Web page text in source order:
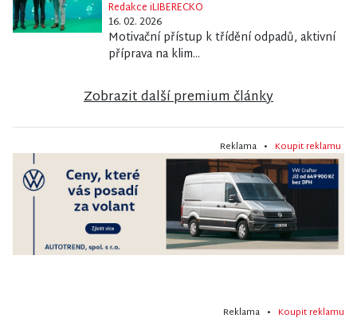
Redakce iLIBERECKO
16. 02. 2026
Motivační přístup k třídění odpadů, aktivní
příprava na klim...
Zobrazit další premium články
Reklama • Koupit reklamu
Reklama • Koupit reklamu